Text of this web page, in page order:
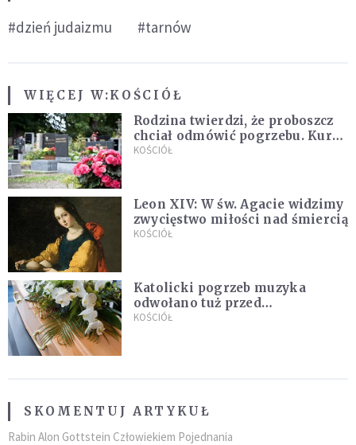
#dzień judaizmu #tarnów
WIĘCEJ W:KOŚCIÓŁ
Rodzina twierdzi, że proboszcz
chciał odmówić pogrzebu. Kuria
zapowiada wyjaśnienia
KOŚCIÓŁ
Leon XIV: W św. Agacie widzimy
zwycięstwo miłości nad śmiercią
KOŚCIÓŁ
Katolicki pogrzeb muzyka
odwołano tuż przed
uroczystością. Powodem była
KOŚCIÓŁ
SKOMENTUJ ARTYKUŁ
Rabin Alon Gottstein Człowiekiem Pojednania